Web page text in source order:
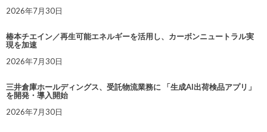
2026年7月30日
椿本チエイン／再生可能エネルギーを活用し、カーボンニュートラル実
現を加速
2026年7月30日
三井倉庫ホールディングス、受託物流業務に 「生成AI出荷検品アプリ」
を開発・導入開始
2026年7月30日